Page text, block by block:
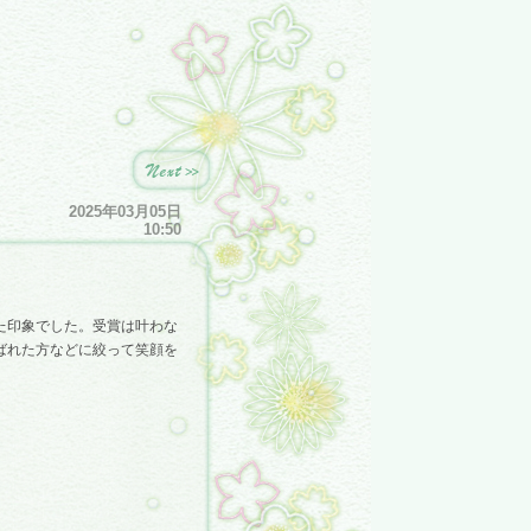
2025年03月05日
10:50
象でした。受賞は叶わな
た方などに絞って笑顔を